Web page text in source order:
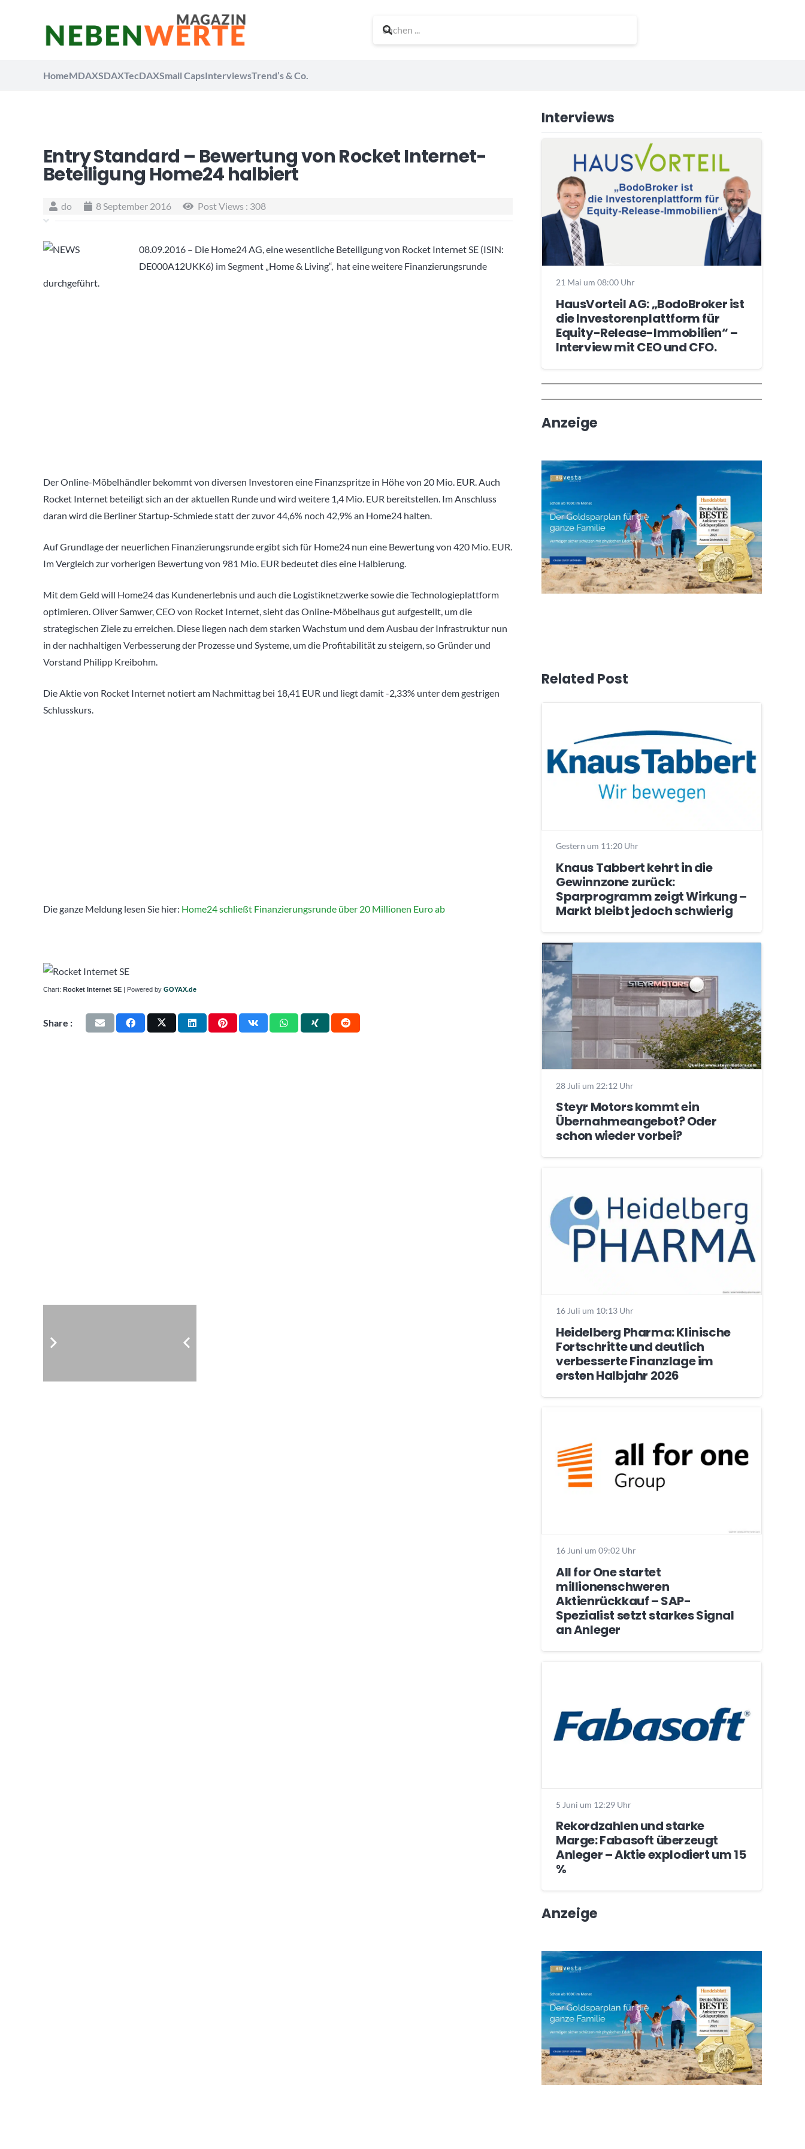
HomeMDAXSDAXTecDAXSmall CapsInterviewsTrend’s & Co.
Entry Standard – Bewertung von Rocket Internet-
Beteiligung Home24 halbiert
do 8 September 2016 Post Views : 308
08.09.2016 – Die Home24 AG, eine wesentliche Beteiligung von Rocket Internet SE (ISIN:
DE000A12UKK6) im Segment „Home & Living“, hat eine weitere Finanzierungsrunde
durchgeführt.
Der Online-Möbelhändler bekommt von diversen Investoren eine Finanzspritze in Höhe von 20 Mio. EUR. Auch
Rocket Internet beteiligt sich an der aktuellen Runde und wird weitere 1,4 Mio. EUR bereitstellen. Im Anschluss
daran wird die Berliner Startup-Schmiede statt der zuvor 44,6% noch 42,9% an Home24 halten.
Auf Grundlage der neuerlichen Finanzierungsrunde ergibt sich für Home24 nun eine Bewertung von 420 Mio. EUR.
Im Vergleich zur vorherigen Bewertung von 981 Mio. EUR bedeutet dies eine Halbierung.
Mit dem Geld will Home24 das Kundenerlebnis und auch die Logistiknetzwerke sowie die Technologieplattform
optimieren. Oliver Samwer, CEO von Rocket Internet, sieht das Online-Möbelhaus gut aufgestellt, um die
strategischen Ziele zu erreichen. Diese liegen nach dem starken Wachstum und dem Ausbau der Infrastruktur nun
in der nachhaltigen Verbesserung der Prozesse und Systeme, um die Profitabilität zu steigern, so Gründer und
Vorstand Philipp Kreibohm.
Die Aktie von Rocket Internet notiert am Nachmittag bei 18,41 EUR und liegt damit -2,33% unter dem gestrigen
Schlusskurs.
Die ganze Meldung lesen Sie hier: Home24 schließt Finanzierungsrunde über 20 Millionen Euro ab
Chart: Rocket Internet SE | Powered by GOYAX.de
Share :
Interviews
21 Mai um 08:00 Uhr
HausVorteil AG: „BodoBroker ist
die Investorenplattform für
Equity-Release-Immobilien“ –
Interview mit CEO und CFO.
Wochenrückblick
Trendthemen
Anzeige
Related Post
Gestern um 11:20 Uhr
Knaus Tabbert kehrt in die
Gewinnzone zurück:
Sparprogramm zeigt Wirkung –
Markt bleibt jedoch schwierig
28 Juli um 22:12 Uhr
Steyr Motors kommt ein
Übernahmeangebot? Oder
schon wieder vorbei?
16 Juli um 10:13 Uhr
Heidelberg Pharma: Klinische
Fortschritte und deutlich
verbesserte Finanzlage im
ersten Halbjahr 2026
16 Juni um 09:02 Uhr
All for One startet
millionenschweren
Aktienrückkauf – SAP-
Spezialist setzt starkes Signal
an Anleger
5 Juni um 12:29 Uhr
Rekordzahlen und starke
Marge: Fabasoft überzeugt
Anleger – Aktie explodiert um 15
%
Anzeige